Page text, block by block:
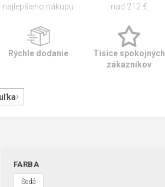
najlepšieho nákupu
nad 212 €
Rýchle dodanie
Tisíce spokojných
zákazníkov
FARBA
Šedá